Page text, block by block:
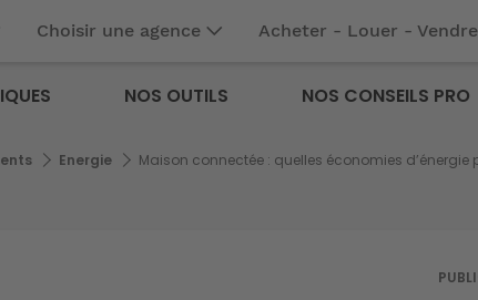
Choisir une agence Acheter - Louer - Vendre
NOS OUTILS NOS CONSEILS PRO
Energie
Maison connectée : quelles économies